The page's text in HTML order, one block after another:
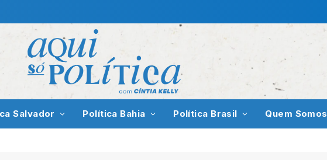
Salvador Política Bahia Política Brasil Quem Somos